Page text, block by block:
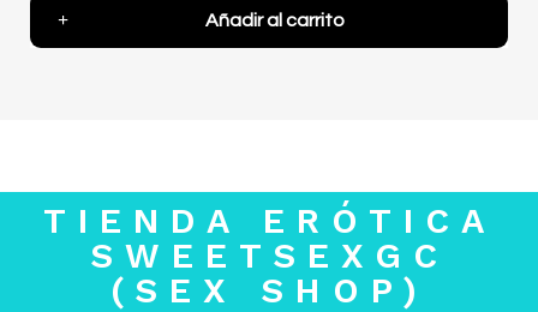
Añadir al carrito
TIENDA ERÓTICA
SWEETSEXGC
(SEX SHOP)